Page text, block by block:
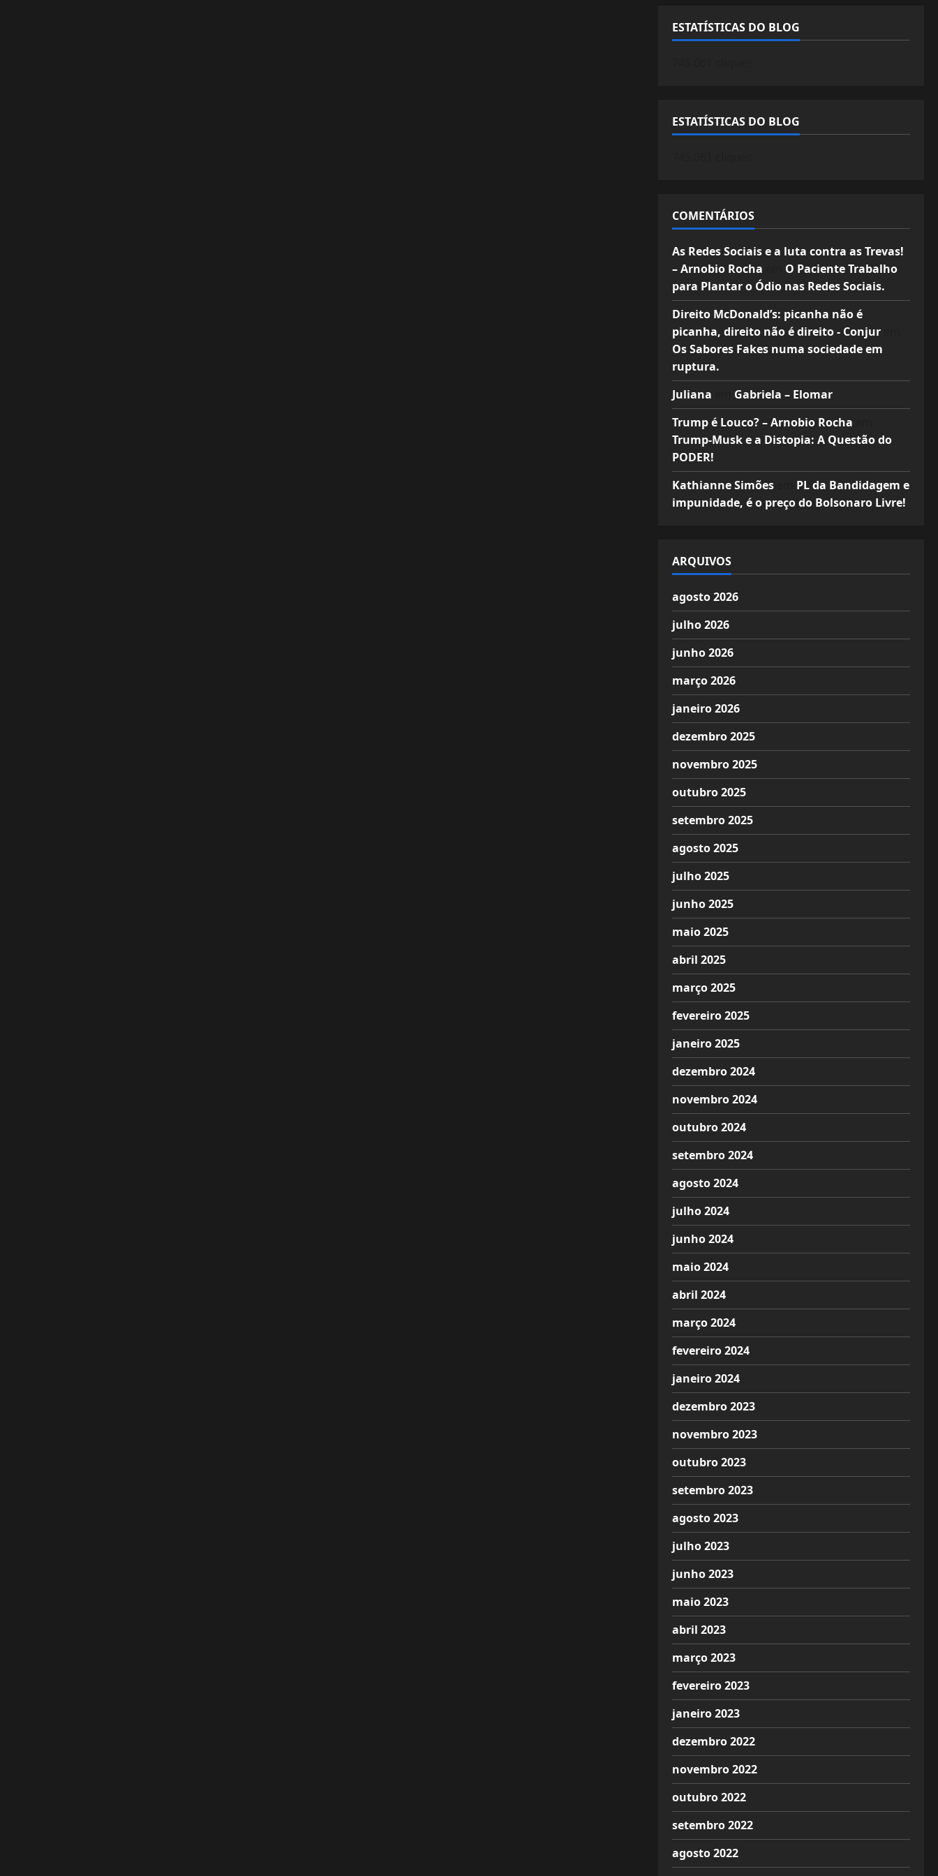
ESTATÍSTICAS DO BLOG
ESTATÍSTICAS DO BLOG
COMENTÁRIOS
As Redes Sociais e a luta contra as Trevas!
– Arnobio Rocha
O Paciente Trabalho
para Plantar o Ódio nas Redes Sociais.
Direito McDonald’s: picanha não é
picanha, direito não é direito - Conjurem
Os Sabores Fakes numa sociedade em
ruptura.
Juliana
Gabriela – Elomar
Trump é Louco? – Arnobio Rocha
Trump-Musk e a Distopia: A Questão do
PODER!
Kathianne Simõesem PL da Bandidagem e
impunidade, é o preço do Bolsonaro Livre!
ARQUIVOS
agosto 2026
julho 2026
junho 2026
março 2026
janeiro 2026
dezembro 2025
novembro 2025
outubro 2025
setembro 2025
agosto 2025
julho 2025
junho 2025
maio 2025
abril 2025
março 2025
fevereiro 2025
janeiro 2025
dezembro 2024
novembro 2024
outubro 2024
setembro 2024
agosto 2024
julho 2024
junho 2024
maio 2024
abril 2024
março 2024
fevereiro 2024
janeiro 2024
dezembro 2023
novembro 2023
outubro 2023
setembro 2023
agosto 2023
julho 2023
junho 2023
maio 2023
abril 2023
março 2023
fevereiro 2023
janeiro 2023
dezembro 2022
novembro 2022
outubro 2022
setembro 2022
agosto 2022